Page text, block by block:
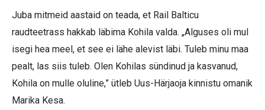
Juba mitmeid aastaid on teada, et Rail Balticu
raudteetrass hakkab läbima Kohila valda. „Alguses oli mul
isegi hea meel, et see ei lähe alevist läbi. Tuleb minu maa
pealt, las siis tuleb. Olen Kohilas sündinud ja kasvanud,
Kohila on mulle oluline,” ütleb Uus-Härjaoja kinnistu omanik
Marika Kesa.